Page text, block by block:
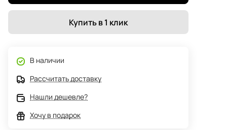
Купить в 1 клик
В наличии
Рассчитать доставку
Нашли дешевле?
Хочу в подарок